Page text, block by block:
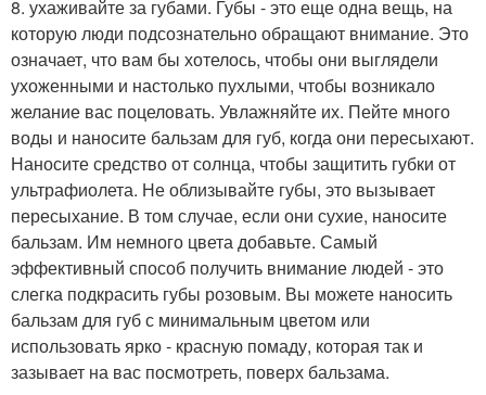
8. ухаживайте за губами. Губы - это еще одна вещь, на
которую люди подсознательно обращают внимание. Это
означает, что вам бы хотелось, чтобы они выглядели
ухоженными и настолько пухлыми, чтобы возникало
желание вас поцеловать. Увлажняйте их. Пейте много
воды и наносите бальзам для губ, когда они пересыхают.
Наносите средство от солнца, чтобы защитить губки от
ультрафиолета. Не облизывайте губы, это вызывает
пересыхание. В том случае, если они сухие, наносите
бальзам. Им немного цвета добавьте. Самый
эффективный способ получить внимание людей - это
слегка подкрасить губы розовым. Вы можете наносить
бальзам для губ с минимальным цветом или
использовать ярко - красную помаду, которая так и
зазывает на вас посмотреть, поверх бальзама.